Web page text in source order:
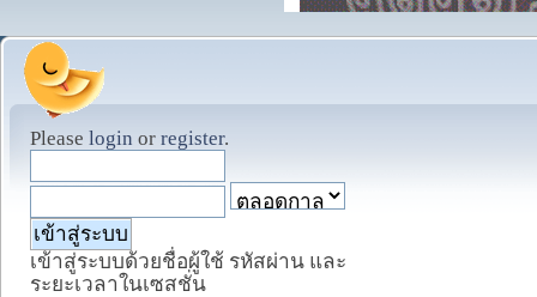
Please login or register.
เข้าสู่ระบบด้วยชื่อผู้ใช้ รหัสผ่าน และ
ระยะเวลาในเซสชั่น